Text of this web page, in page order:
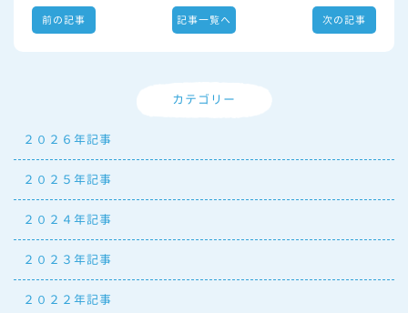
前の記事 次の記事
記事一覧へ
カテゴリー
２０２６年記事
２０２５年記事
２０２４年記事
２０２３年記事
２０２２年記事